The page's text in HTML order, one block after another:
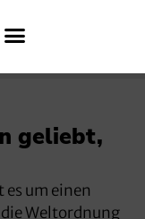
geliebt,
um einen
Weltordnung